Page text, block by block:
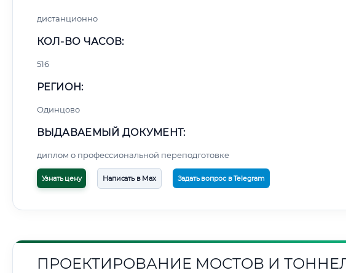
дистанционно
КОЛ-ВО ЧАСОВ:
516
РЕГИОН:
Одинцово
ВЫДАВАЕМЫЙ ДОКУМЕНТ:
диплом о профессиональной переподготовке
Узнать цену Написать в Max Задать вопрос в Telegram
ПРОЕКТИРОВАНИЕ МОСТОВ И